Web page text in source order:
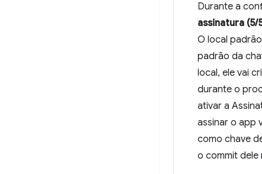
Durante a
assinatura (5/
O local
padrão da
local, ele vai
durante o
ativar a
assinar o app
como chave
o commit dele